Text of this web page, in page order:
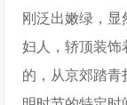
刚泛出嫩绿，
妇人，轿顶装饰
的，从京郊踏青